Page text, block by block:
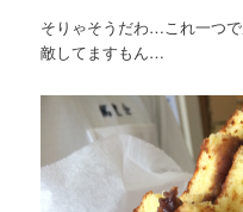
そりゃそうだわ…これ一つ
敵してますもん…